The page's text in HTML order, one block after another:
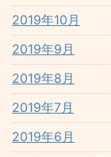
2019年10月
2019年9月
2019年8月
2019年7月
2019年6月